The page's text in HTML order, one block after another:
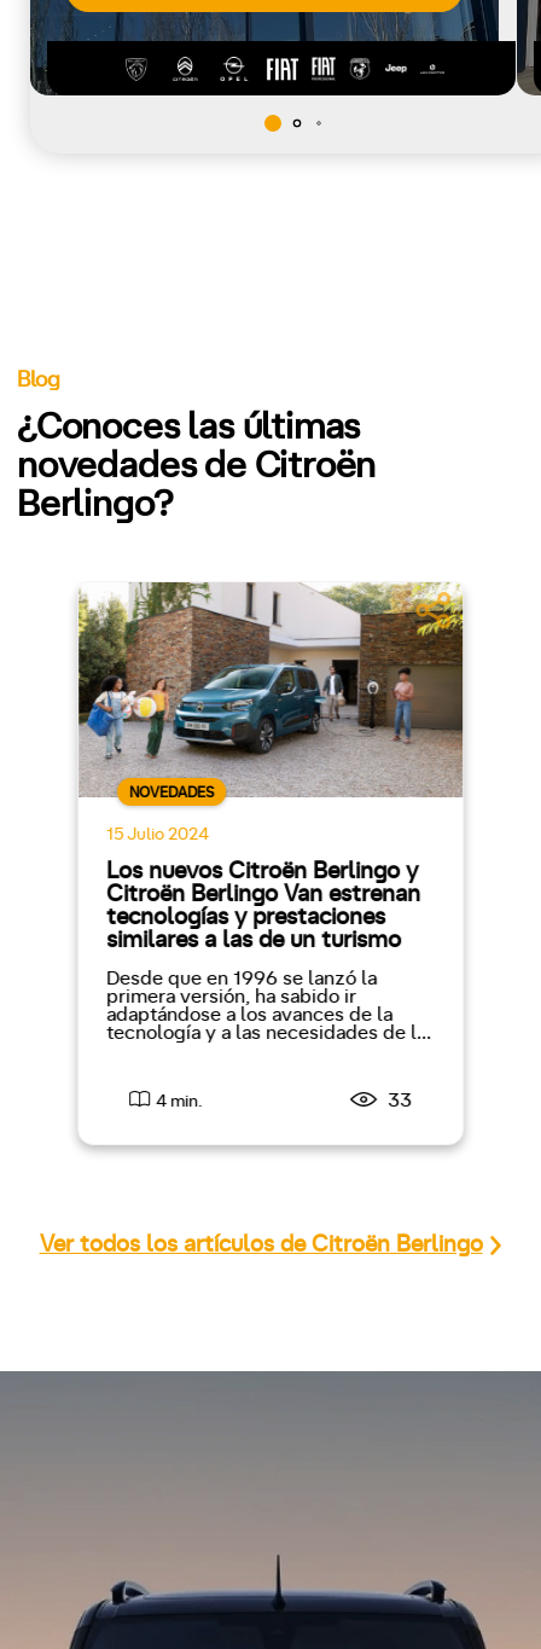
Blog
¿Conoces las últimas
novedades de Citroën
Berlingo?
NOVEDADES
15 Julio 2024
Los nuevos Citroën Berlingo y
Citroën Berlingo Van estrenan
tecnologías y prestaciones
similares a las de un turismo
Desde que en 1996 se lanzó la
primera versión, ha sabido ir
adaptándose a los avances de la
tecnología y a las necesidades de l...
4 min. 33
Ver todos los artículos de Citroën Berlingo